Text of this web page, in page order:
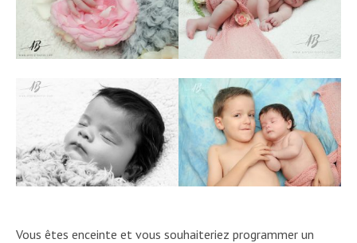
Vous êtes enceinte et vous souhaiteriez programmer un